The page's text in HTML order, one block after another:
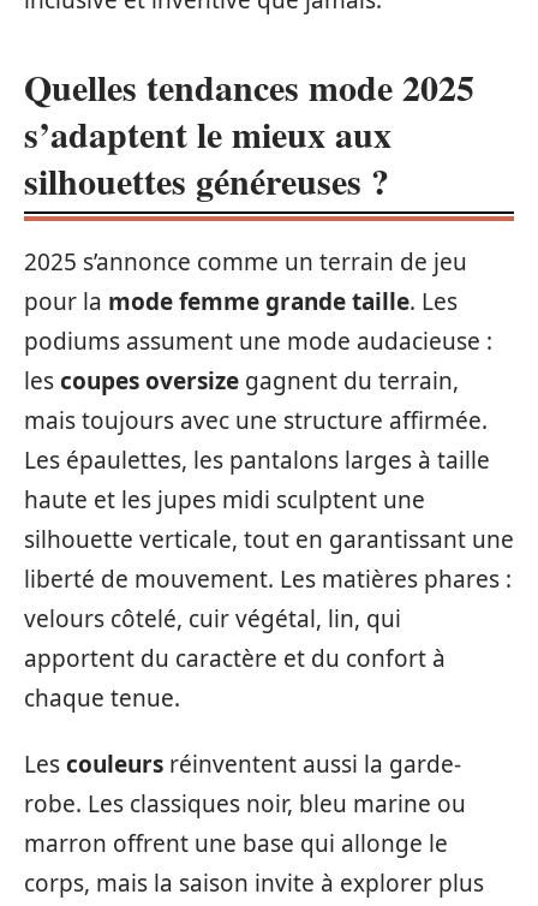
Quelles tendances mode 2025
s’adaptent le mieux aux
silhouettes généreuses ?
2025 s’annonce comme un terrain de jeu
pour la mode femme grande taille. Les
podiums assument une mode audacieuse :
lescoupes oversize gagnent du terrain,
mais toujours avec une structure affirmée.
Les épaulettes, les pantalons larges à taille
haute et les jupes midi sculptent une
silhouette verticale, tout en garantissant une
liberté de mouvement. Les matières phares :
velours côtelé, cuir végétal, lin, qui
apportent du caractère et du confort à
chaque tenue.
Lescouleurs réinventent aussi la garde-
robe. Les classiques noir, bleu marine ou
marron offrent une base qui allonge le
corps, mais la saison invite à explorer plus